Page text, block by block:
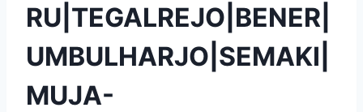
RU|TEGALREJO|BENER|
UMBULHARJO|SEMAKI|
MUJA-